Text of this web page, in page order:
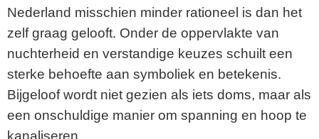
Nederland misschien minder rationeel is dan het
zelf graag gelooft. Onder de oppervlakte van
nuchterheid en verstandige keuzes schuilt een
sterke behoefte aan symboliek en betekenis.
Bijgeloof wordt niet gezien als iets doms, maar als
een onschuldige manier om spanning en hoop te
kanaliseren.